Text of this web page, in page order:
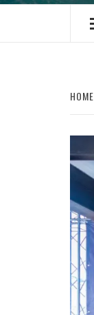
HOME